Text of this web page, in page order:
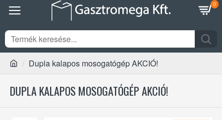
0
Dupla kalapos mosogatógép AKCIÓ!
DUPLA KALAPOS MOSOGATÓGÉP AKCIÓ!